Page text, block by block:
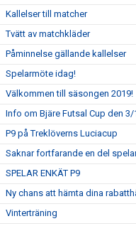
Kallelser till matcher
Tvätt av matchkläder
Påminnelse gällande kallelser
Spelarmöte idag!
Välkommen till säsongen 2019!
Info om Bjäre Futsal Cup den 3/
P9 på Treklöverns Luciacup
Saknar fortfarande en del
SPELAR ENKÄT P9
Ny chans att hämta dina
Vinterträning